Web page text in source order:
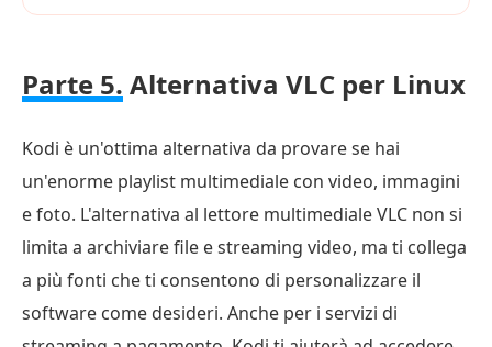
Parte 5. Alternativa VLC per Linux
Kodi è un'ottima alternativa da provare se hai
un'enorme playlist multimediale con video, immagini
e foto. L'alternativa al lettore multimediale VLC non si
limita a archiviare file e streaming video, ma ti collega
a più fonti che ti consentono di personalizzare il
software come desideri. Anche per i servizi di